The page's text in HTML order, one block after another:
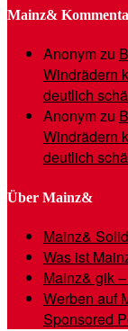
Mainz&
Anonymzu
Windrädern
deutlich
Anonymzu
Windrädern
deutlich
Über Mainz&
Mainz&
Was ist
Mainz& gik
Werben auf
Sponsored